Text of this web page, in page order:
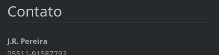
Contato
J.R. Pereira